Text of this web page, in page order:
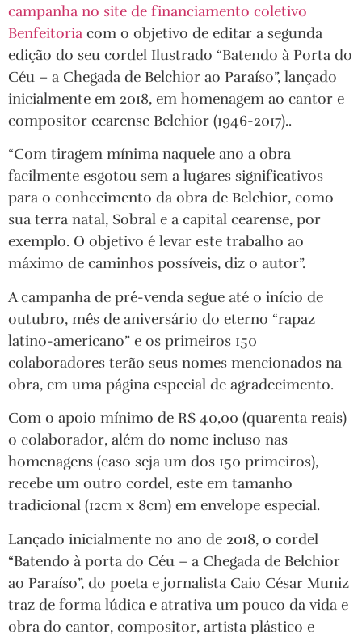
campanha no site de financiamento coletivo
Benfeitoria com o objetivo de editar a segunda
edição do seu cordel Ilustrado “Batendo à Porta do
Céu – a Chegada de Belchior ao Paraíso”, lançado
inicialmente em 2018, em homenagem ao cantor e
compositor cearense Belchior (1946-2017)..
“Com tiragem mínima naquele ano a obra
facilmente esgotou sem a lugares significativos
para o conhecimento da obra de Belchior, como
sua terra natal, Sobral e a capital cearense, por
exemplo. O objetivo é levar este trabalho ao
máximo de caminhos possíveis, diz o autor”.
A campanha de pré-venda segue até o início de
outubro, mês de aniversário do eterno “rapaz
latino-americano” e os primeiros 150
colaboradores terão seus nomes mencionados na
obra, em uma página especial de agradecimento.
Com o apoio mínimo de R$ 40,00 (quarenta reais)
o colaborador, além do nome incluso nas
homenagens (caso seja um dos 150 primeiros),
recebe um outro cordel, este em tamanho
tradicional (12cm x 8cm) em envelope especial.
Lançado inicialmente no ano de 2018, o cordel
“Batendo à porta do Céu – a Chegada de Belchior
ao Paraíso”, do poeta e jornalista Caio César Muniz
traz de forma lúdica e atrativa um pouco da vida e
obra do cantor, compositor, artista plástico e